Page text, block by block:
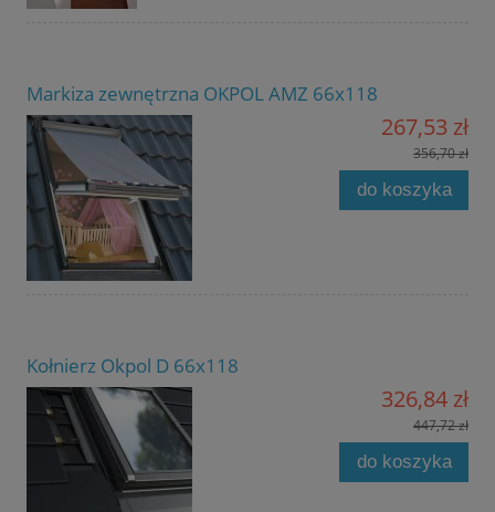
Markiza zewnętrzna OKPOL AMZ 66x118
267,53 zł
356,70 zł
do koszyka
Kołnierz Okpol D 66x118
326,84 zł
447,72 zł
do koszyka